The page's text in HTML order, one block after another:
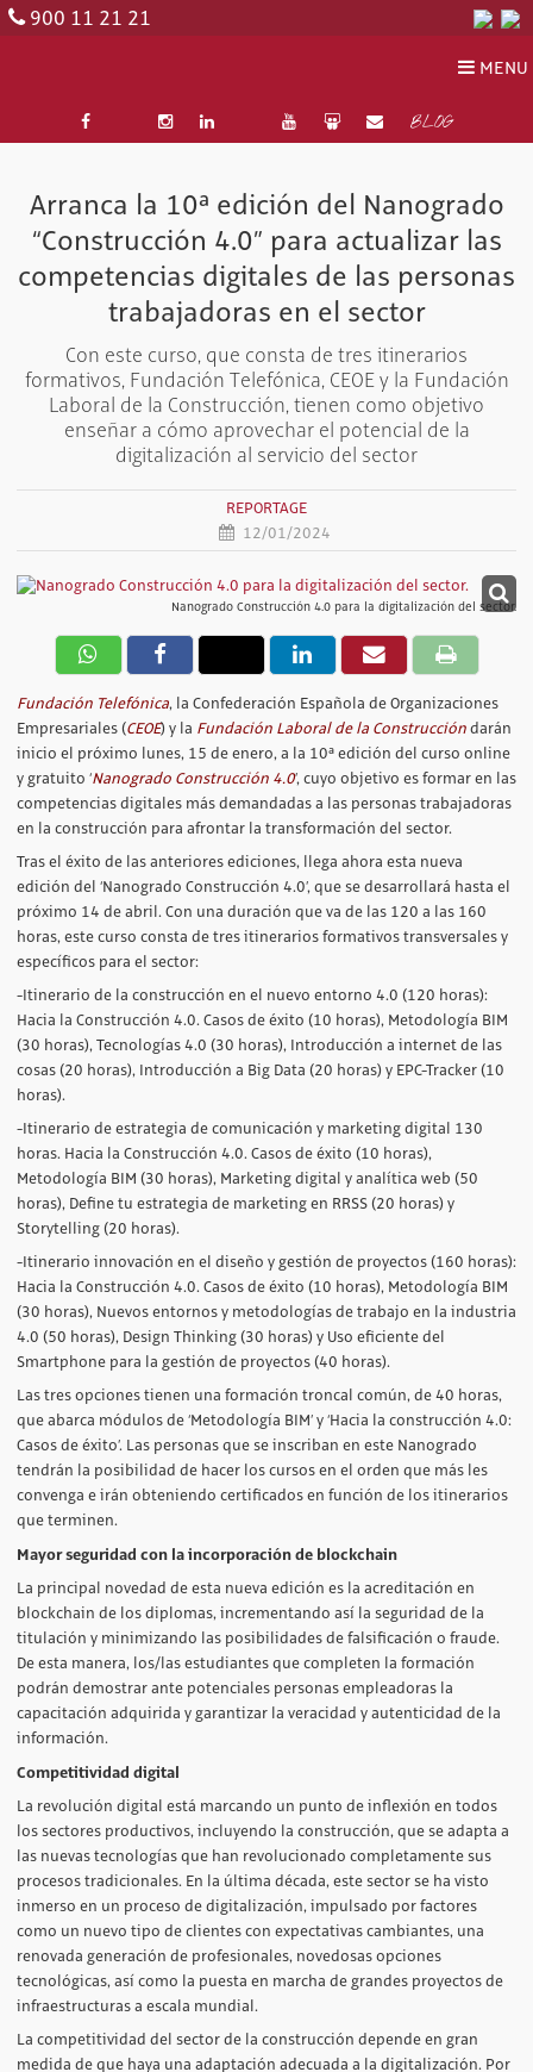
900 11 21 21
MENU
BLOG
Arranca la 10ª edición del Nanogrado
“Construcción 4.0” para actualizar las
competencias digitales de las personas
trabajadoras en el sector
Con este curso, que consta de tres itinerarios
formativos, Fundación Telefónica, CEOE y la Fundación
Laboral de la Construcción, tienen como objetivo
enseñar a cómo aprovechar el potencial de la
digitalización al servicio del sector
REPORTAGE
12/01/2024
Nanogrado Construcción 4.0 para la digitalización del sector.
Fundación Telefónica, la Confederación Española de Organizaciones
Empresariales (CEOE) y la Fundación Laboral de la Construcción darán
inicio el próximo lunes, 15 de enero, a la 10ª edición del curso online
y gratuito ‘Nanogrado Construcción 4.0’, cuyo objetivo es formar en las
competencias digitales más demandadas a las personas trabajadoras
en la construcción para afrontar la transformación del sector.
Tras el éxito de las anteriores ediciones, llega ahora esta nueva
edición del ‘Nanogrado Construcción 4.0’, que se desarrollará hasta el
próximo 14 de abril. Con una duración que va de las 120 a las 160
horas, este curso consta de tres itinerarios formativos transversales y
específicos para el sector:
-Itinerario de la construcción en el nuevo entorno 4.0 (120 horas):
Hacia la Construcción 4.0. Casos de éxito (10 horas), Metodología BIM
(30 horas), Tecnologías 4.0 (30 horas), Introducción a internet de las
cosas (20 horas), Introducción a Big Data (20 horas) y EPC-Tracker (10
horas).
-Itinerario de estrategia de comunicación y marketing digital 130
horas. Hacia la Construcción 4.0. Casos de éxito (10 horas),
Metodología BIM (30 horas), Marketing digital y analítica web (50
horas), Define tu estrategia de marketing en RRSS (20 horas) y
Storytelling (20 horas).
-Itinerario innovación en el diseño y gestión de proyectos (160 horas):
Hacia la Construcción 4.0. Casos de éxito (10 horas), Metodología BIM
(30 horas), Nuevos entornos y metodologías de trabajo en la industria
4.0 (50 horas), Design Thinking (30 horas) y Uso eficiente del
Smartphone para la gestión de proyectos (40 horas).
Las tres opciones tienen una formación troncal común, de 40 horas,
que abarca módulos de ‘Metodología BIM’ y ‘Hacia la construcción 4.0:
Casos de éxito’. Las personas que se inscriban en este Nanogrado
tendrán la posibilidad de hacer los cursos en el orden que más les
convenga e irán obteniendo certificados en función de los itinerarios
que terminen.
Mayor seguridad con la incorporación de blockchain
La principal novedad de esta nueva edición es la acreditación en
blockchain de los diplomas, incrementando así la seguridad de la
titulación y minimizando las posibilidades de falsificación o fraude.
De esta manera, los/las estudiantes que completen la formación
podrán demostrar ante potenciales personas empleadoras la
capacitación adquirida y garantizar la veracidad y autenticidad de la
información.
Competitividad digital
La revolución digital está marcando un punto de inflexión en todos
los sectores productivos, incluyendo la construcción, que se adapta a
las nuevas tecnologías que han revolucionado completamente sus
procesos tradicionales. En la última década, este sector se ha visto
inmerso en un proceso de digitalización, impulsado por factores
como un nuevo tipo de clientes con expectativas cambiantes, una
renovada generación de profesionales, novedosas opciones
tecnológicas, así como la puesta en marcha de grandes proyectos de
infraestructuras a escala mundial.
La competitividad del sector de la construcción depende en gran
medida de que haya una adaptación adecuada a la digitalización. Por